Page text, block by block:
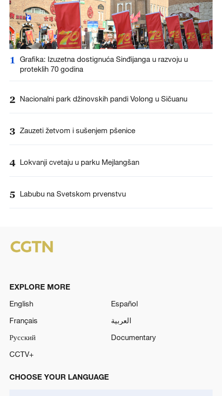
1
Grafika: Izuzetna dostignuća Sinđijanga u razvoju u
proteklih 70 godina
2 Nacionalni park džinovskih pandi Volong u Sičuanu
3 Zauzeti žetvom i sušenjem pšenice
4 Lokvanji cvetaju u parku Mejlangšan
5 Labubu na Svetskom prvenstvu
EXPLORE MORE
English
Español
Français
العربية
Русский
Documentary
CCTV+
CHOOSE YOUR LANGUAGE